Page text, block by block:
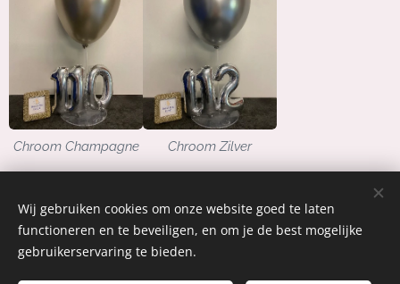
Chroom Champagne Chroom Zilver
06 51559029
Watervalweg 141
Ermelo
Wij gebruiken cookies om onze website goed te laten
functioneren en te beveiligen, en om je de best mogelijke
gebruikerservaring te bieden.